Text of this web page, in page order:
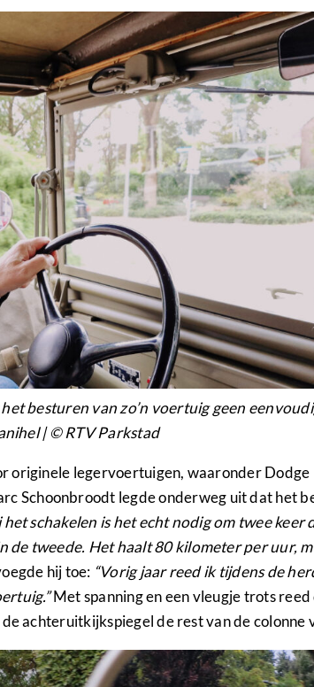
besturen van zo’n voertuig geen
| © RTV Parkstad
originele legervoertuigen, waaronder Dodge
Schoonbroodt legde onderweg uit dat het
het schakelen is het echt nodig om twee keer
de tweede. Het haalt 80 kilometer per uur,
hij toe: “Vorig jaar reed ik tijdens de
Met spanning en een vleugje trots reed
achteruitkijkspiegel de rest van de colonne